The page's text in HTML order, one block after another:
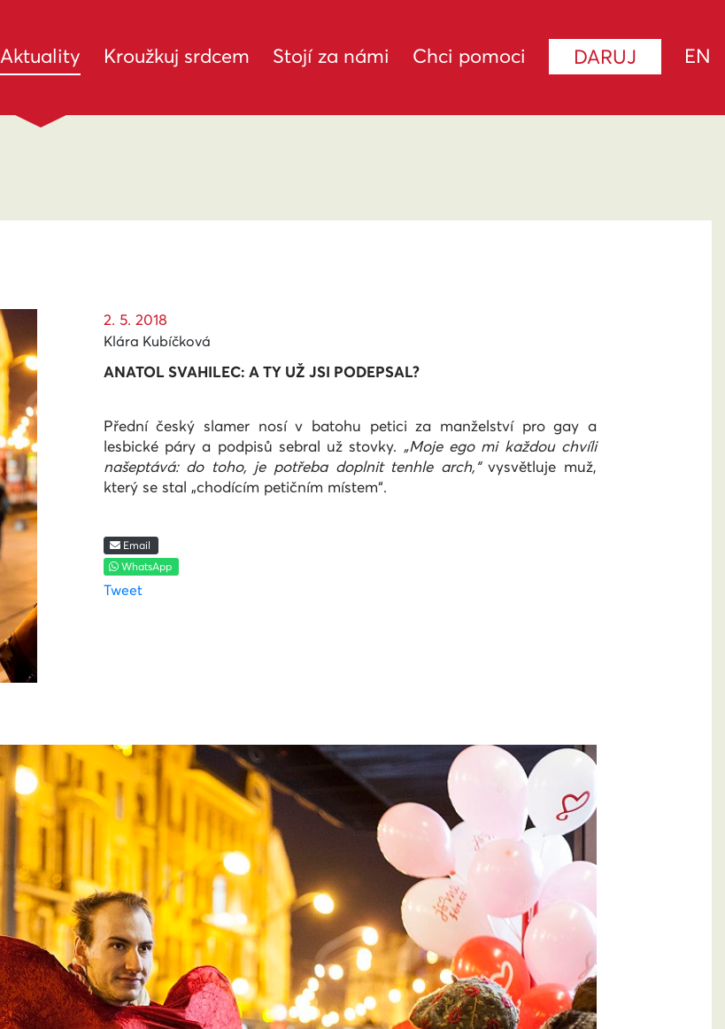
Aktuality (current)
Kroužkuj srdcem Stojí za námi Chci pomoci DARUJ EN
2. 5. 2018
Klára Kubíčková
ANATOL SVAHILEC: A TY UŽ JSI PODEPSAL?
Přední český slamer nosí v batohu petici za manželství pro gay a
lesbické páry a podpisů sebral už stovky. „Moje ego mi každou chvíli
našeptává: do toho, je potřeba doplnit tenhle arch,“vysvětluje muž,
který se stal „chodícím petičním místem“.
Email
WhatsApp
Tweet